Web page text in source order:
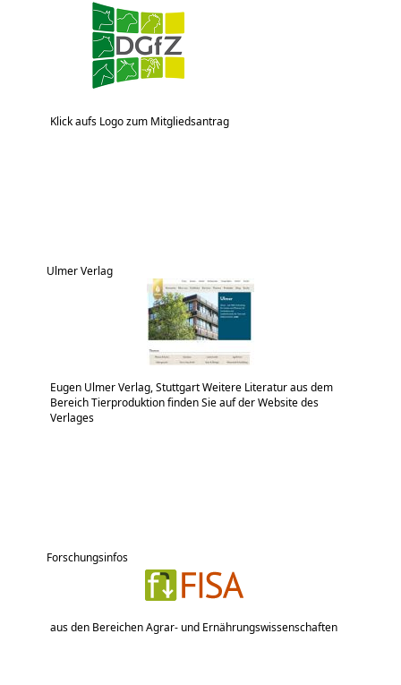
Klick aufs Logo zum Mitgliedsantrag
Ulmer Verlag
Eugen Ulmer Verlag, Stuttgart Weitere Literatur aus dem
Bereich Tierproduktion finden Sie auf der Website des
Verlages
Forschungsinfos
aus den Bereichen Agrar- und Ernährungswissenschaften